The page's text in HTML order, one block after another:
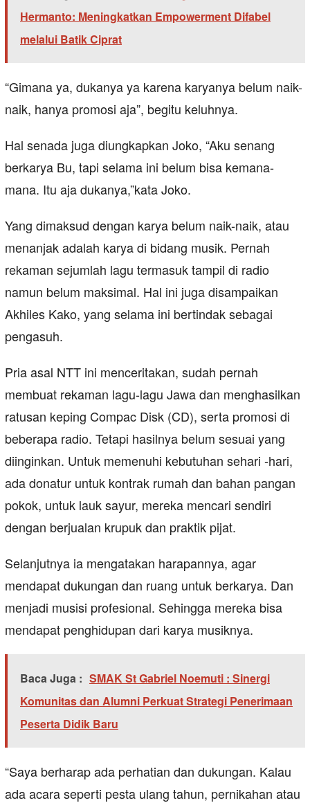
Hermanto: Meningkatkan Empowerment Difabel
melalui Batik Ciprat
“Gimana ya, dukanya ya karena karyanya belum naik-
naik, hanya promosi aja”, begitu keluhnya.
Hal senada juga diungkapkan Joko, “Aku senang
berkarya Bu, tapi selama ini belum bisa kemana-
mana. Itu aja dukanya,”kata Joko.
Yang dimaksud dengan karya belum naik-naik, atau
menanjak adalah karya di bidang musik. Pernah
rekaman sejumlah lagu termasuk tampil di radio
namun belum maksimal. Hal ini juga disampaikan
Akhiles Kako, yang selama ini bertindak sebagai
pengasuh.
Pria asal NTT ini menceritakan, sudah pernah
membuat rekaman lagu-lagu Jawa dan menghasilkan
ratusan keping Compac Disk (CD), serta promosi di
beberapa radio. Tetapi hasilnya belum sesuai yang
diinginkan. Untuk memenuhi kebutuhan sehari -hari,
ada donatur untuk kontrak rumah dan bahan pangan
pokok, untuk lauk sayur, mereka mencari sendiri
dengan berjualan krupuk dan praktik pijat.
Selanjutnya ia mengatakan harapannya, agar
mendapat dukungan dan ruang untuk berkarya. Dan
menjadi musisi profesional. Sehingga mereka bisa
mendapat penghidupan dari karya musiknya.
Baca Juga : SMAK St Gabriel Noemuti : Sinergi
Komunitas dan Alumni Perkuat Strategi Penerimaan
Peserta Didik Baru
“Saya berharap ada perhatian dan dukungan. Kalau
ada acara seperti pesta ulang tahun, pernikahan atau